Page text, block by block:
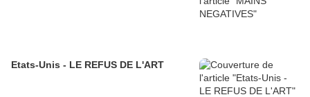
Etats-Unis - LE REFUS DE L'ART